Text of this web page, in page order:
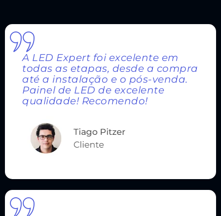
A LED Expert foi excelente em
todas as etapas, desde a compra
até a instalação e o pós-venda.
Painel de LED de excelente
qualidade! Recomendo!